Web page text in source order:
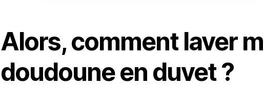
Alors, comment laver
doudoune en duvet ?